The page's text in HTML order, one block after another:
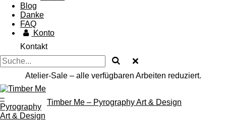
Blog
Danke
FAQ
Konto
Kontakt
Atelier-Sale – alle verfügbaren Arbeiten reduziert.
Timber Me – Pyrography Art & Design